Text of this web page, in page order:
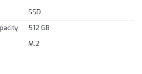
SSD
512 GB
M.2